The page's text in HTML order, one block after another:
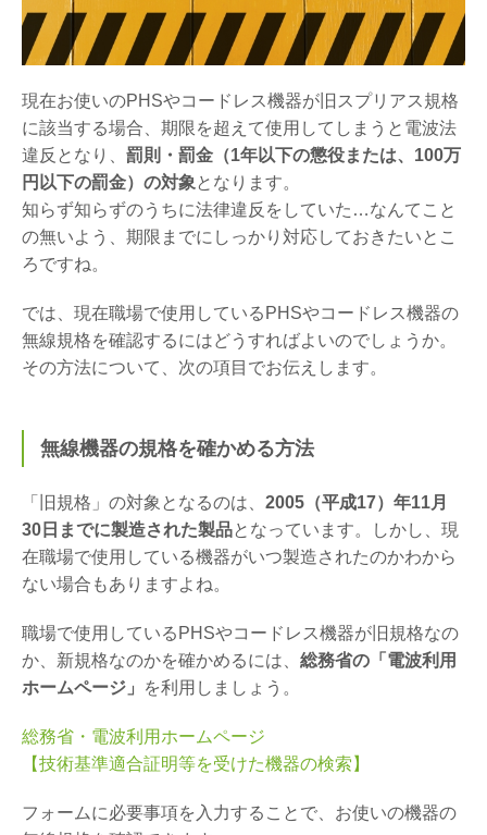
現在お使いのPHSやコードレス機器が旧スプリアス規格
に該当する場合、期限を超えて使用してしまうと電波法
違反となり、 罰則・罰金（1年以下の懲役または、100万
円以下の罰金）の対象となります。
知らず知らずのうちに法律違反をしていた…なんてこと
の無いよう、期限までにしっかり対応しておきたいとこ
ろですね。
では、現在職場で使用しているPHSやコードレス機器の
無線規格を確認するにはどうすればよいのでしょうか。
その方法について、次の項目でお伝えします。
無線機器の規格を確かめる方法
「旧規格」の対象となるのは、 2005（平成17）年11月
30日までに製造された製品となっています。しかし、現
在職場で使用している機器がいつ製造されたのかわから
ない場合もありますよね。
職場で使用しているPHSやコードレス機器が旧規格なの
か、新規格なのかを確かめるには、 総務省の「電波利用
ホームページ」
を利用しましょう。
総務省・電波利用ホームページ
【技術基準適合証明等を受けた機器の検索】
フォームに必要事項を入力することで、お使いの機器の